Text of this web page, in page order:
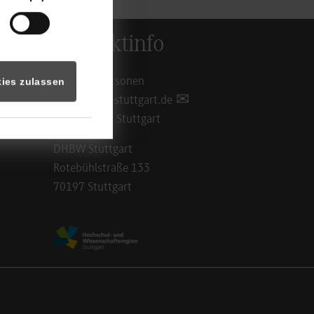
zulassen
Kontaktinfo
Ansprechpersonen
info@dhbw-stuttgart.de
Standorte in Stuttgart
DHBW Stuttgart
Rotebühlstraße 133
70197 Stuttgart